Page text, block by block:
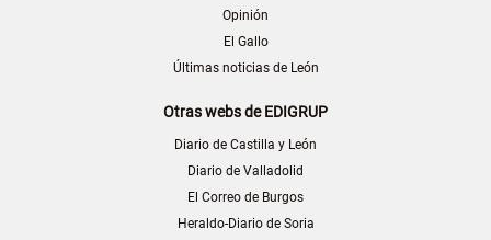
Opinión
El Gallo
Últimas noticias de León
Otras webs de EDIGRUP
Diario de Castilla y León
Diario de Valladolid
El Correo de Burgos
Heraldo-Diario de Soria